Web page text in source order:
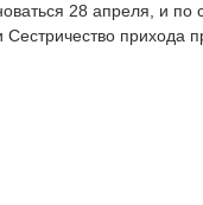
28 апреля, и
Сестричество